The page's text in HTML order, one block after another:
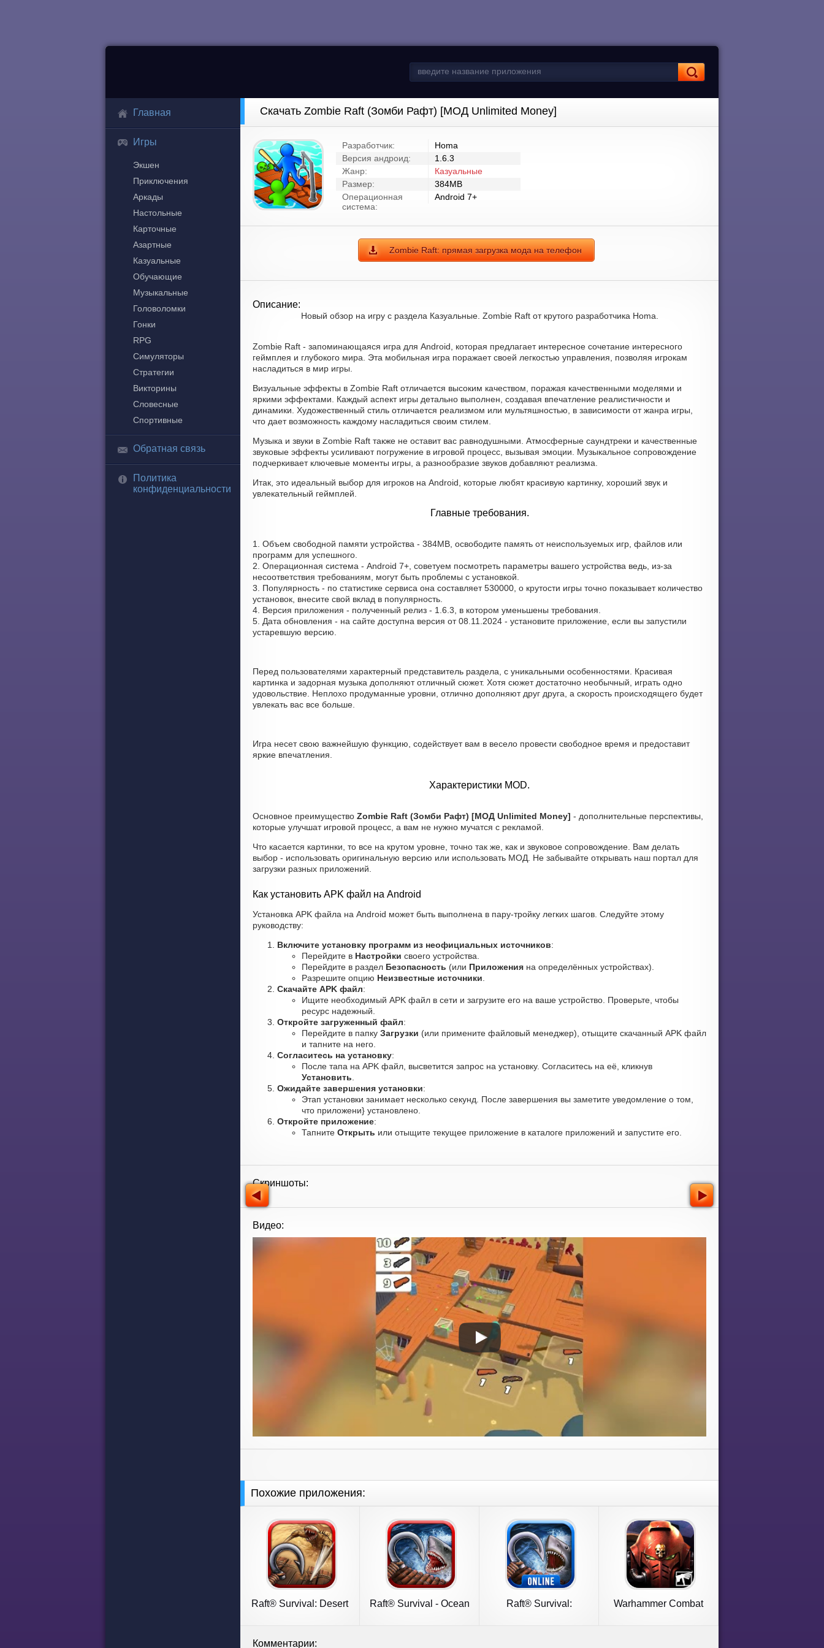
Главная
Игры
Экшен
Приключения
Аркады
Настольные
Карточные
Азартные
Казуальные
Обучающие
Музыкальные
Головоломки
Гонки
RPG
Симуляторы
Стратегии
Викторины
Словесные
Спортивные
Обратная связь
Политика
конфиденциальности
Скачать Zombie Raft (Зомби Рафт) [МОД Unlimited Money]
Разработчик:
Homa
Версия андроид:
1.6.3
Жанр:
Казуальные
Размер:
384MB
Операционная
система:
Android 7+
Zombie Raft: прямая загрузка мода на телефон
Описание:
Новый обзор на игру с раздела Казуальные. Zombie Raft от крутого разработчика Homa.
Zombie Raft - запоминающаяся игра для Android, которая предлагает интересное сочетание интересного
геймплея и глубокого мира. Эта мобильная игра поражает своей легкостью управления, позволяя игрокам
насладиться в мир игры.
Визуальные эффекты в Zombie Raft отличается высоким качеством, поражая качественными моделями и
яркими эффектами. Каждый аспект игры детально выполнен, создавая впечатление реалистичности и
динамики. Художественный стиль отличается реализмом или мультяшностью, в зависимости от жанра игры,
что дает возможность каждому насладиться своим стилем.
Музыка и звуки в Zombie Raft также не оставит вас равнодушными. Атмосферные саундтреки и качественные
звуковые эффекты усиливают погружение в игровой процесс, вызывая эмоции. Музыкальное сопровождение
подчеркивает ключевые моменты игры, а разнообразие звуков добавляют реализма.
Итак, это идеальный выбор для игроков на Android, которые любят красивую картинку, хороший звук и
увлекательный геймплей.
Главные требования.
1. Объем свободной памяти устройства - 384MB, освободите память от неиспользуемых игр, файлов или
программ для успешного.
2. Операционная система - Android 7+, советуем посмотреть параметры вашего устройства ведь, из-за
несоответствия требованиям, могут быть проблемы с установкой.
3. Популярность - по статистике сервиса она составляет 530000, о крутости игры точно показывает количество
установок, внесите свой вклад в популярность.
4. Версия приложения - полученный релиз - 1.6.3, в котором уменьшены требования.
5. Дата обновления - на сайте доступна версия от 08.11.2024 - установите приложение, если вы запустили
устаревшую версию.
Перед пользователями характерный представитель раздела, с уникальными особенностями. Красивая
картинка и задорная музыка дополняют отличный сюжет. Хотя сюжет достаточно необычный, играть одно
удовольствие. Неплохо продуманные уровни, отлично дополняют друг друга, а скорость происходящего будет
увлекать вас все больше.
Игра несет свою важнейшую функцию, содействует вам в весело провести свободное время и предоставит
яркие впечатления.
Характеристики MOD.
Основное преимущество Zombie Raft (Зомби Рафт) [МОД Unlimited Money] - дополнительные перспективы,
которые улучшат игровой процесс, а вам не нужно мучатся с рекламой.
Что касается картинки, то все на крутом уровне, точно так же, как и звуковое сопровождение. Вам делать
выбор - использовать оригинальную версию или использовать МОД. Не забывайте открывать наш портал для
загрузки разных приложений.
Как установить APK файл на Android
Установка APK файла на Android может быть выполнена в пару-тройку легких шагов. Следуйте этому
руководству:
Включите установку программ из неофициальных источников:
Перейдите в Настройки своего устройства.
Перейдите в раздел Безопасность (или Приложения на определённых устройствах).
Разрешите опцию Неизвестные источники
Скачайте APK файл:
Ищите необходимый APK файл в сети и загрузите его на ваше устройство. Проверьте, чтобы
ресурс надежный.
Откройте загруженный файл:
Перейдите в папку Загрузки (или примените файловый менеджер), отыщите скачанный APK файл
и тапните на него.
Согласитесь на установку:
После тапа на APK файл, высветится запрос на установку. Согласитесь на её, кликнув
Установить
Ожидайте завершения установки:
Этап установки занимает несколько секунд. После завершения вы заметите уведомление о том,
что приложени} установлено.
Откройте приложение:
Тапните Открыть или отыщите текущее приложение в каталоге приложений и запустите его.
Скриншоты:
Видео:
Похожие приложения:
Raft® Survival: Desert
Raft® Survival - Ocean
Raft® Survival:
Warhammer Combat
Комментарии: